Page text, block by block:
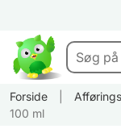
Forside
100 ml